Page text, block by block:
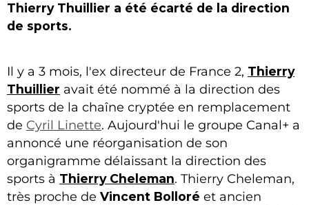
Thierry Thuillier a été écarté de la direction
de sports.
Il y a 3 mois, l'ex directeur de France 2, Thierry
Thuillier avait été nommé à la direction des
sports de la chaîne cryptée en remplacement
de Cyril Linette. Aujourd'hui le groupe Canal+ a
annoncé une réorganisation de son
organigramme délaissant la direction des
sports à Thierry Cheleman. Thierry Cheleman,
très proche de Vincent Bolloré et ancien